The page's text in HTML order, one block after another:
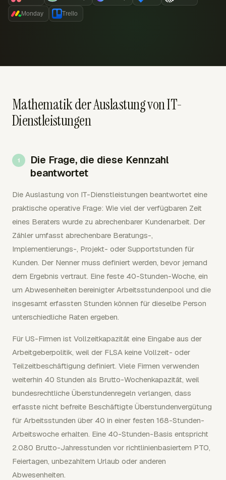
Monday Trello
Mathematik der Auslastung von IT-
Dienstleistungen
Die Frage, die diese Kennzahl
beantwortet
Die Auslastung von IT-Dienstleistungen beantwortet eine
praktische operative Frage: Wie viel der verfügbaren Zeit
eines Beraters wurde zu abrechenbarer Kundenarbeit. Der
Zähler umfasst abrechenbare Beratungs-,
Implementierungs-, Projekt- oder Supportstunden für
Kunden. Der Nenner muss definiert werden, bevor jemand
dem Ergebnis vertraut. Eine feste 40-Stunden-Woche, ein
um Abwesenheiten bereinigter Arbeitsstundenpool und die
insgesamt erfassten Stunden können für dieselbe Person
unterschiedliche Raten ergeben.
Für US-Firmen ist Vollzeitkapazität eine Eingabe aus der
Arbeitgeberpolitik, weil der FLSA keine Vollzeit- oder
Teilzeitbeschäftigung definiert. Viele Firmen verwenden
weiterhin 40 Stunden als Brutto-Wochenkapazität, weil
bundesrechtliche Überstundenregeln verlangen, dass
erfasste nicht befreite Beschäftigte Überstundenvergütung
für Arbeitsstunden über 40 in einer festen 168-Stunden-
Arbeitswoche erhalten. Eine 40-Stunden-Basis entspricht
2.080 Brutto-Jahresstunden vor richtlinienbasiertem PTO,
Feiertagen, unbezahltem Urlaub oder anderen
Abwesenheiten.